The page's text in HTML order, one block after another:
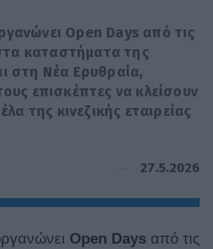
Open Days από τις
καταστήματα της
στη Νέα Ερυθραία,
επισκέπτες να κλείσουν
της κινεζικής εταιρείας
27.5.2026
Open Days από τις